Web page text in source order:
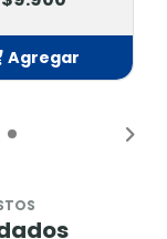
Agregar